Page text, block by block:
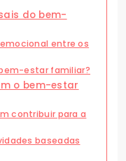
do bem-
entre os
estar familiar?
o bem-estar
contribuir para a
baseadas